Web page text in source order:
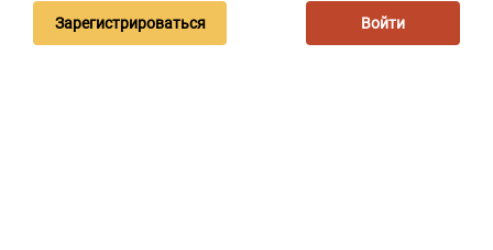
Зарегистрироваться Войти